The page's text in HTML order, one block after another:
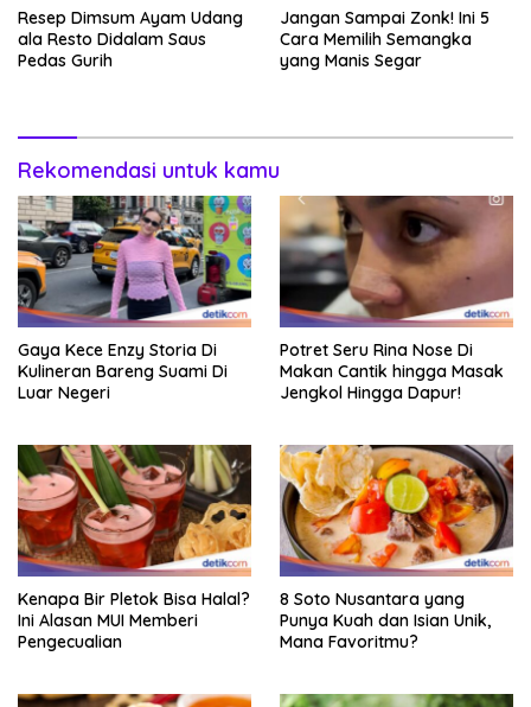
Resep Dimsum Ayam Udang
ala Resto Didalam Saus
Pedas Gurih
Jangan Sampai Zonk! Ini 5
Cara Memilih Semangka
yang Manis Segar
Rekomendasi untuk kamu
Gaya Kece Enzy Storia Di
Kulineran Bareng Suami Di
Luar Negeri
Potret Seru Rina Nose Di
Makan Cantik hingga Masak
Jengkol Hingga Dapur!
Kenapa Bir Pletok Bisa Halal?
Ini Alasan MUI Memberi
Pengecualian
8 Soto Nusantara yang
Punya Kuah dan Isian Unik,
Mana Favoritmu?